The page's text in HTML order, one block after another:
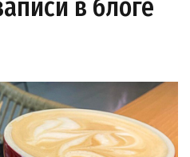
в блоге